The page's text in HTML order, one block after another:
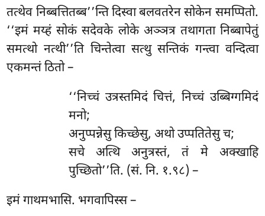
तत्थेव निब्बत्तितब्ब’’न्ति दिस्वा बलवतरेन सोकेन समप्पितो.
‘‘इमं मय्हं सोकं सदेवके लोके अञ्ञत्र तथागता निब्बापेतुं
समत्थो नत्थी’’ति चिन्तेत्वा सत्थु सन्तिकं गन्त्वा वन्दित्वा
एकमन्तं ठितो –
‘‘निच्चं उत्रस्तमिदं चित्तं, निच्चं उब्बिग्गमिदं
मनो;
अनुप्पन्नेसु किच्छेसु, अथो उप्पतितेसु च;
सचे अत्थि अनुत्रस्तं, तं मे अक्खाहि
पुच्छितो’’ति. (सं. नि. १.९८) –
इमं गाथमभासि. भगवापिस्स –